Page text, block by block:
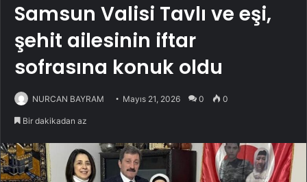
Samsun Valisi Tavlı ve eşi,
şehit ailesinin iftar
sofrasına konuk oldu
NURCAN BAYRAM Mayıs 21, 2026 0 0
Bir dakikadan az